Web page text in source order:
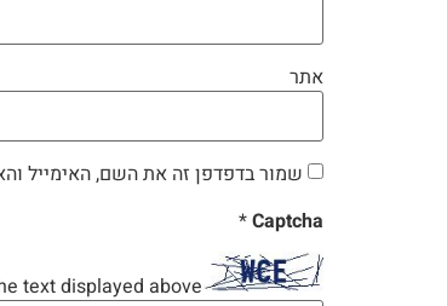
אתר
שמור בדפדפן זה את השם, האימייל
Captcha
*
text displayed above: